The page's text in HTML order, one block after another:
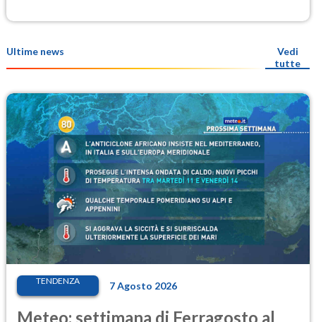
Ultime news
Vedi
tutte
TENDENZA 7 Agosto 2026
Meteo: settimana di Ferragosto al